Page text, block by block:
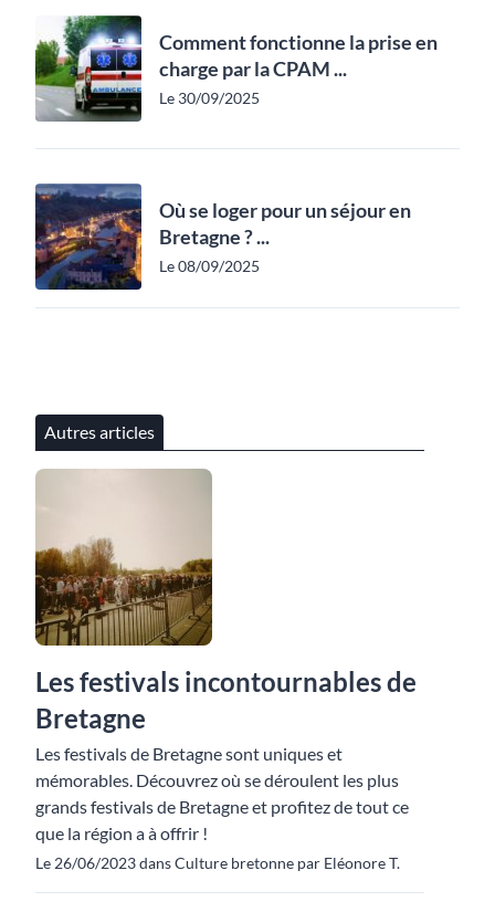
Comment fonctionne la prise en
charge par la CPAM ...
Le 30/09/2025
Où se loger pour un séjour en
Bretagne ? ...
Le 08/09/2025
Autres articles
Les festivals incontournables de
Bretagne
Les festivals de Bretagne sont uniques et
mémorables. Découvrez où se déroulent les plus
grands festivals de Bretagne et profitez de tout ce
que la région a à offrir !
Le 26/06/2023 dans Culture bretonne par Eléonore T.